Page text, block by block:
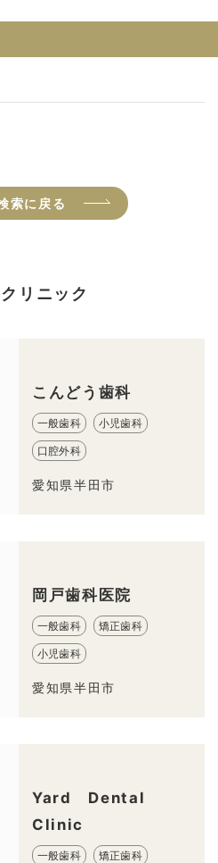
索に戻る
リニック
こんどう歯科
一般歯科 小児歯科
口腔外科
愛知県半田市
岡戸歯科医院
一般歯科 矯正歯科
小児歯科
愛知県半田市
Yard Dental
Clinic
一般歯科 矯正歯科